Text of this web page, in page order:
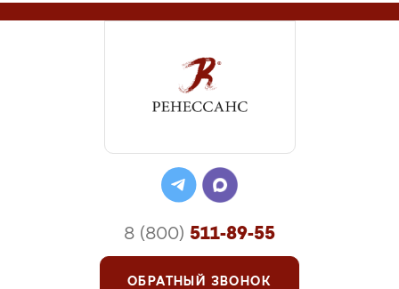
8 (800) 511-89-55
ОБРАТНЫЙ ЗВОНОК